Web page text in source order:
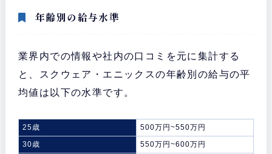
年齢別の給与水準
業界内での情報や社内の口コミを元に集計する
と、スクウェア・エニックスの年齢別の給与の平
均値は以下の水準です。
25歳
500万円~550万円
30歳
550万円~600万円